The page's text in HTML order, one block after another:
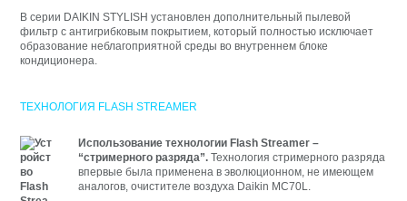
В серии DAIKIN STYLISH установлен дополнительный пылевой
фильтр с антигрибковым покрытием, который полностью исключает
образование неблагоприятной среды во внутреннем блоке
кондиционера.
ТЕХНОЛОГИЯ FLASH STREAMER
Использование технологии Flash Streamer –
“стримерного разряда”.Технология стримерного разряда
впервые была применена в эволюционном, не имеющем
аналогов, очистителе воздуха Daikin MC70L.